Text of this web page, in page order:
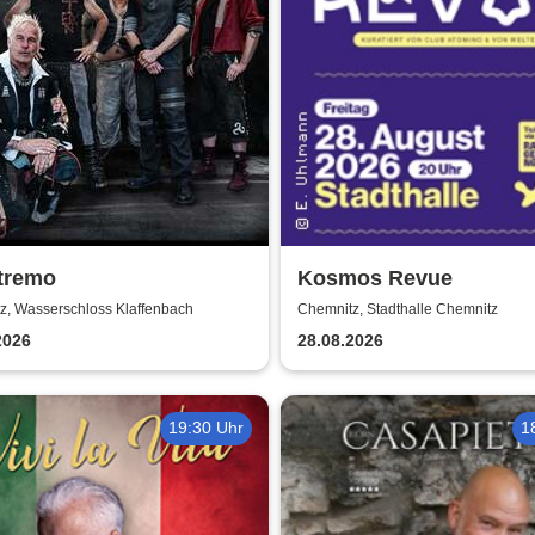
Wasserschloss Klaffenbach
Kosmos Revue
Chemnitz, Stadthalle Chemnitz
28.08.2026
19:30 Uhr